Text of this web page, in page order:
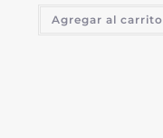
Agregar al carrito